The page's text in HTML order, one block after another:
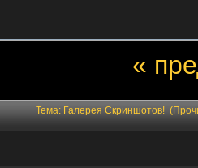
«
Тема: Галерея Скриншотов!